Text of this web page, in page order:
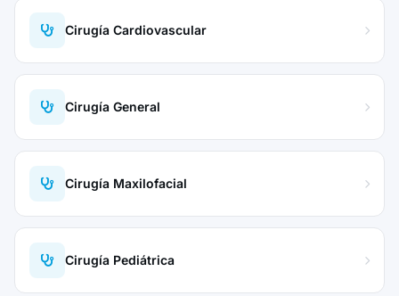
Cirugía Cardiovascular
Cirugía General
Cirugía Maxilofacial
Cirugía Pediátrica